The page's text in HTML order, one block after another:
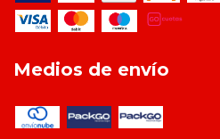
Medios de envío